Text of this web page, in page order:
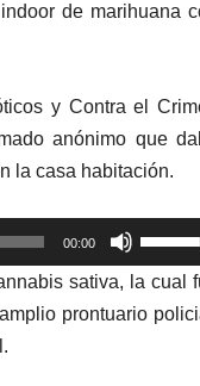
de marihuana
y Contra el
anónimo que
la casa habitación.
00:00
las
teclas
de
sativa, la cual
prontuario